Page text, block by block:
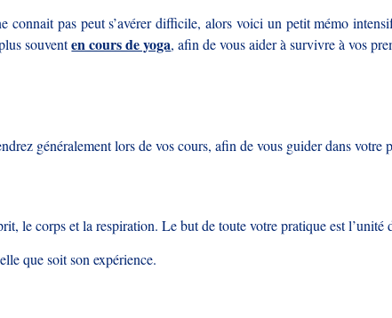
connait pas peut s’avérer difficile, alors voici un petit mémo
souventen cours de yoga, afin de vous aider à survivre à vos
généralement lors de vos cours, afin de vous guider dans votre
le corps et la respiration. Le but de toute votre pratique est l’unité
que soit son expérience.